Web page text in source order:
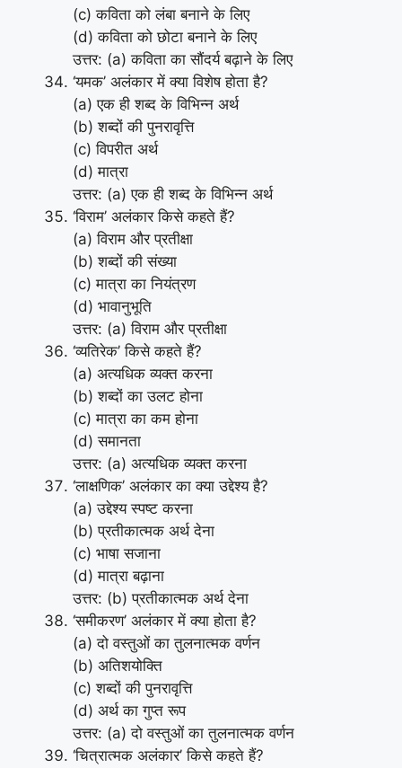
(c) कविता को लंबा बनाने के लिए
(d) कविता को छोटा बनाने के लिए
उत्तर: (a) कविता का सौंदर्य बढ़ाने के लिए
‘यमक’ अलंकार में क्या विशेष होता है?
(a) एक ही शब्द के विभिन्न अर्थ
(b) शब्दों की पुनरावृत्ति
(c) विपरीत अर्थ
(d) मात्रा
उत्तर: (a) एक ही शब्द के विभिन्न अर्थ
‘विराम’ अलंकार किसे कहते हैं?
(a) विराम और प्रतीक्षा
(b) शब्दों की संख्या
(c) मात्रा का नियंत्रण
(d) भावानुभूति
उत्तर: (a) विराम और प्रतीक्षा
‘व्यतिरेक’ किसे कहते हैं?
(a) अत्यधिक व्यक्त करना
(b) शब्दों का उलट होना
(c) मात्रा का कम होना
(d) समानता
उत्तर: (a) अत्यधिक व्यक्त करना
‘लाक्षणिक’ अलंकार का क्या उद्देश्य है?
(a) उद्देश्य स्पष्ट करना
(b) प्रतीकात्मक अर्थ देना
(c) भाषा सजाना
(d) मात्रा बढ़ाना
उत्तर: (b) प्रतीकात्मक अर्थ देना
‘समीकरण’ अलंकार में क्या होता है?
(a) दो वस्तुओं का तुलनात्मक वर्णन
(b) अतिशयोक्ति
(c) शब्दों की पुनरावृत्ति
(d) अर्थ का गुप्त रूप
उत्तर: (a) दो वस्तुओं का तुलनात्मक वर्णन
‘चित्रात्मक अलंकार’ किसे कहते हैं?